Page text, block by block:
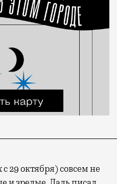
29 октября) совсем не